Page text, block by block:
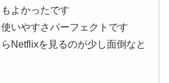
よかったです
いやすさパーフェクトです
Netflixを見るのが少し面倒なと